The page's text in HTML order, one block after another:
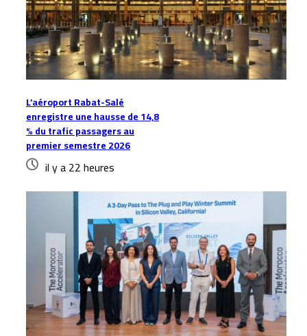
L’aéroport Rabat-Salé
enregistre une hausse de 14,8
% du trafic passagers au
premier semestre 2026
il y a 22 heures